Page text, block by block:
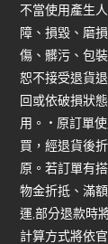
不當使用產生
障、損毀、磨
傷、髒污、包
恕不接受退貨
回或依破損狀
用。 • 原訂單
買，經退貨後
原。若訂單有
物金折抵、滿
運,部分退款時
計算方式將依